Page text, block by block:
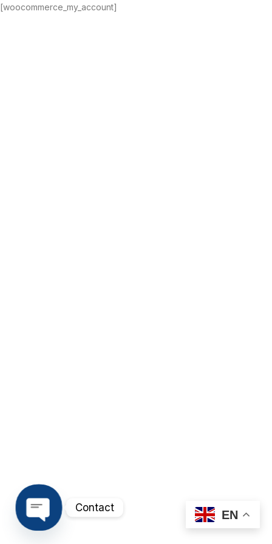
[woocommerce_my_account]
EN
Contact